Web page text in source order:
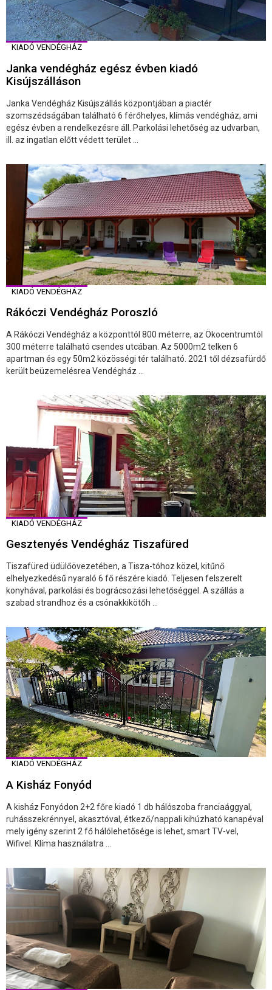
KIADÓ VENDÉGHÁZ
Janka vendégház egész évben kiadó
Kisújszálláson
Janka Vendégház Kisújszállás központjában a piactér
szomszédságában található 6 férőhelyes, klímás vendégház, ami
egész évben a rendelkezésre áll. Parkolási lehetőség az udvarban,
ill. az ingatlan előtt védett terület ...
KIADÓ VENDÉGHÁZ
Rákóczi Vendégház Poroszló
A Rákóczi Vendégház a központtól 800 méterre, az Ökocentrumtól
300 méterre található csendes utcában. Az 5000m2 telken 6
apartman és egy 50m2 közösségi tér található. 2021 től dézsafürdő
került beüzemelésrea Vendégház ...
KIADÓ VENDÉGHÁZ
Gesztenyés Vendégház Tiszafüred
Tiszafüred üdülőövezetében, a Tisza-tóhoz közel, kitűnő
elhelyezkedésű nyaraló 6 fő részére kiadó. Teljesen felszerelt
konyhával, parkolási és bográcsozási lehetőséggel. A szállás a
szabad strandhoz és a csónakkikötőh ...
KIADÓ VENDÉGHÁZ
A Kisház Fonyód
A kisház Fonyódon 2+2 főre kiadó 1 db hálószoba franciaággyal,
ruhásszekrénnyel, akasztóval, étkező/nappali kihúzható kanapéval
mely igény szerint 2 fő hálólehetősége is lehet, smart TV-vel,
Wifivel. Klíma használatra ...